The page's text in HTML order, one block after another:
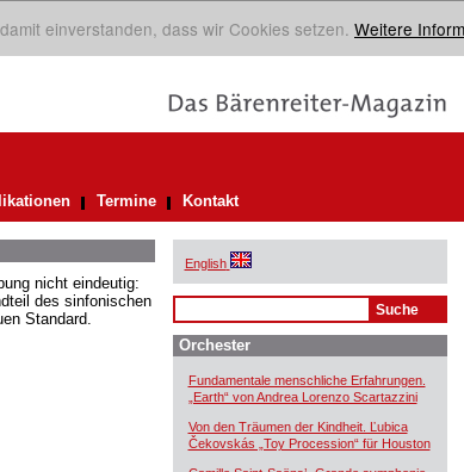
einverstanden, dass wir Cookies setzen. Weitere
Termine Kontakt
nicht eindeutig:
des sinfonischen
Standard.
English
Orchester
Fundamentale menschliche Erfahrungen.
„Earth“ von Andrea Lorenzo Scartazzini
Von den Träumen der Kindheit. Ľubica
Čekovskás „Toy Procession“ für Houston